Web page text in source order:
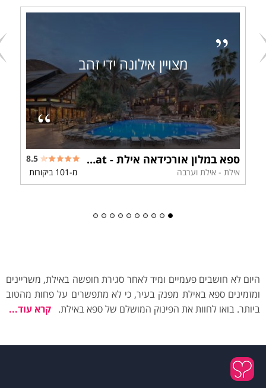
מצויין אילונה ידי זהב
ספא במלון אורכידאה אילת - Spa Orchid Eilat
אילת - אילת וערבה
8.5
מ-101 ביקורות
היום לא חושבים פעמיים ומיד לאחר סגירת חופשה באילת, משריינים
ומזמינים ספא באילת מפנק בעיר, כי לא מתפשרים על פחות מהטוב
ביותר. בואו לחוות את הפינוק המושלם של ספא באילת.
כמה פעמים חשבתם ללכת אל אתר ספא אך משהו עצר בעדכם?
תמיד יש תירוצים ותמיד אפשר למצוא עוד ועוד תירוצים, אולם כאשר
קרא עוד...